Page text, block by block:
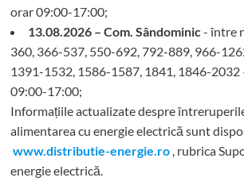
orar 09:00-17:00;
13.08.2026 – Com. Sândominic - între
360, 366-537, 550-692, 792-889, 966-
1391-1532, 1586-1587, 1841, 1846-
09:00-17:00;
Informațiile actualizate despre
alimentarea cu energie electrică sunt
www.distributie-energie.ro , rubrica
energie electrică.